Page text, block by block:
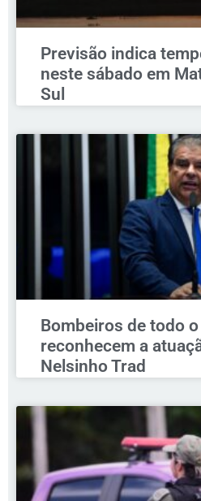
Previsão indica
neste sábado em
Sul
Bombeiros de todo o
reconhecem a
Nelsinho Trad